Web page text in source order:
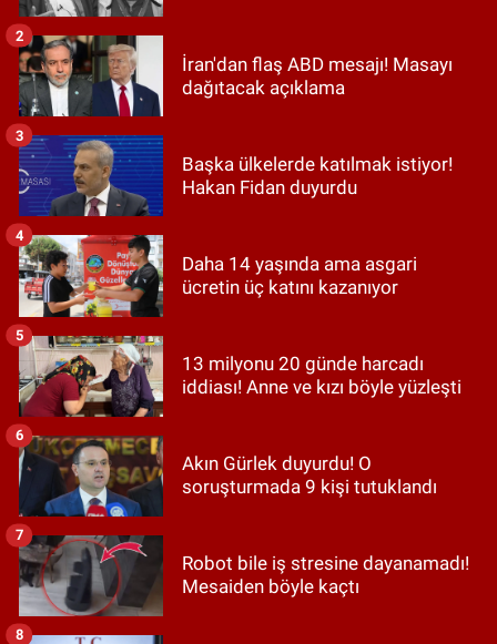
İran'dan flaş ABD mesajı! Masayı
dağıtacak açıklama
2
Başka ülkelerde katılmak istiyor!
Hakan Fidan duyurdu
3
Daha 14 yaşında ama asgari
ücretin üç katını kazanıyor
4
13 milyonu 20 günde harcadı
iddiası! Anne ve kızı böyle yüzleşti
5
Akın Gürlek duyurdu! O
soruşturmada 9 kişi tutuklandı
6
Robot bile iş stresine dayanamadı!
Mesaiden böyle kaçtı
7
8